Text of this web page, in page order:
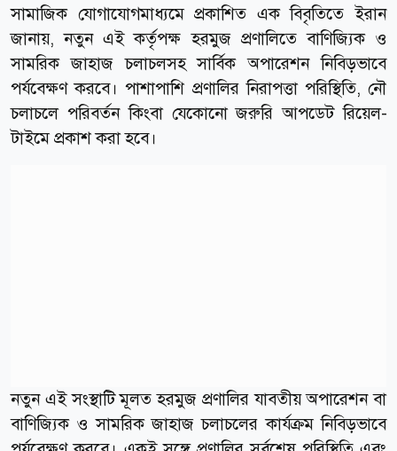
সামাজিক যোগাযোগমাধ্যমে প্রকাশিত এক বিবৃতিতে ইরান
জানায়, নতুন এই কর্তৃপক্ষ হরমুজ প্রণালিতে বাণিজ্যিক ও
সামরিক জাহাজ চলাচলসহ সার্বিক অপারেশন নিবিড়ভাবে
পর্যবেক্ষণ করবে। পাশাপাশি প্রণালির নিরাপত্তা পরিস্থিতি, নৌ
চলাচলে পরিবর্তন কিংবা যেকোনো জরুরি আপডেট রিয়েল-
টাইমে প্রকাশ করা হবে।
নতুন এই সংস্থাটি মূলত হরমুজ প্রণালির যাবতীয় অপারেশন বা
বাণিজ্যিক ও সামরিক জাহাজ চলাচলের কার্যক্রম নিবিড়ভাবে